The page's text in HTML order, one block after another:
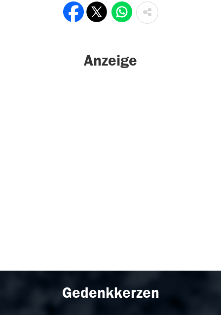
Anzeige
Gedenkkerzen